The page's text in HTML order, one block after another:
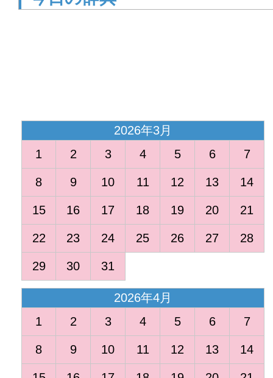
2026年3月
1
2 3 4 5 6 7
8 9 10 11 12 13 14
15 16 17 18 19 20 21
22 23 24 25 26 27 28
29 30 31
2026年4月
1
2 3 4 5 6 7
8 9 10 11 12 13 14